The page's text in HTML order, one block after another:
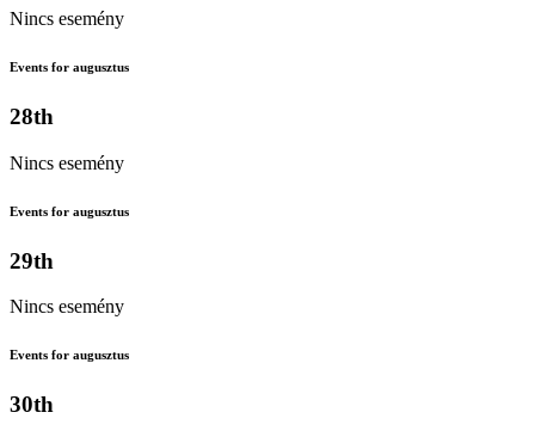
Nincs esemény
Events for augusztus
28th
Nincs esemény
Events for augusztus
29th
Nincs esemény
Events for augusztus
30th